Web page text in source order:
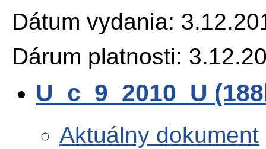
Dátum vydania:
Dárum platnosti:
U_c_9_2010_U
Aktuálny dokument